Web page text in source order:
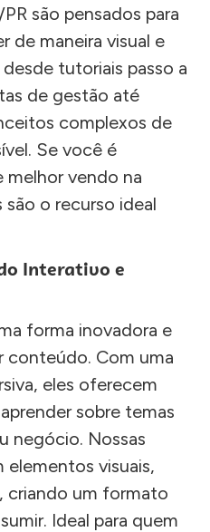
são pensados para
de maneira visual e
tutoriais passo a
de gestão até
complexos de
Se você é
melhor vendo na
o recurso ideal
Interativo e
forma inovadora e
conteúdo. Com uma
eles oferecem
sobre temas
negócio. Nossas
elementos visuais,
criando um formato
Ideal para quem